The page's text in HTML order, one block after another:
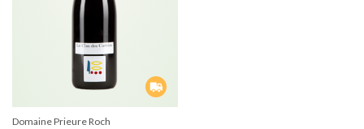
Domaine Prieure Roch